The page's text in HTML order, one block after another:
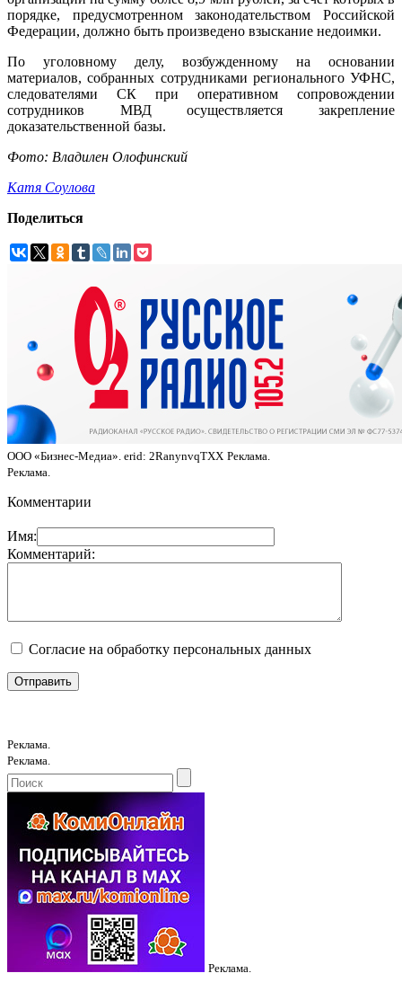
порядке, предусмотренном законодательством Российской
Федерации, должно быть произведено взыскание недоимки.
По уголовному делу, возбужденному на основании
материалов, собранных сотрудниками регионального УФНС,
следователями СК при оперативном сопровождении
сотрудников МВД осуществляется закрепление
доказательственной базы.
Фото: Владилен Олофинский
Катя Соулова
Поделиться
ООО «Бизнес-Медиа». erid: 2RanynvqTXX Реклама.
Реклама.
Комментарии
Имя:
Комментарий:
Согласие на обработку персональных данных
Реклама.
Реклама.
Реклама.